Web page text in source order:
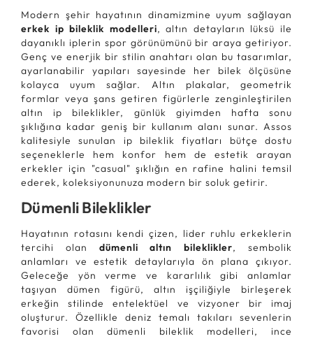
Modern şehir hayatının dinamizmine uyum sağlayan
erkek ip bileklik modelleri, altın detayların lüksü ile
dayanıklı iplerin spor görünümünü bir araya getiriyor.
Genç ve enerjik bir stilin anahtarı olan bu tasarımlar,
ayarlanabilir yapıları sayesinde her bilek ölçüsüne
kolayca uyum sağlar. Altın plakalar, geometrik
formlar veya şans getiren figürlerle zenginleştirilen
altın ip bileklikler, günlük giyimden hafta sonu
şıklığına kadar geniş bir kullanım alanı sunar. Assos
kalitesiyle sunulan ip bileklik fiyatları bütçe dostu
seçeneklerle hem konfor hem de estetik arayan
erkekler için "casual" şıklığın en rafine halini temsil
ederek, koleksiyonunuza modern bir soluk getirir.
Dümenli Bileklikler
Hayatının rotasını kendi çizen, lider ruhlu erkeklerin
tercihi olan dümenli altın bileklikler, sembolik
anlamları ve estetik detaylarıyla ön plana çıkıyor.
Geleceğe yön verme ve kararlılık gibi anlamlar
taşıyan dümen figürü, altın işçiliğiyle birleşerek
erkeğin stilinde entelektüel ve vizyoner bir imaj
oluşturur. Özellikle deniz temalı takıları sevenlerin
favorisi olan dümenli bileklik modelleri, ince